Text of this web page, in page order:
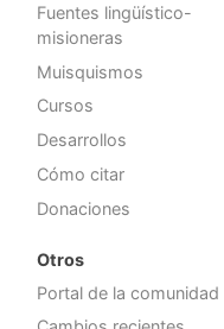
Fuentes lingüístico-
misioneras
Muisquismos
Cursos
Desarrollos
Cómo citar
Donaciones
Otros
Portal de la comunidad